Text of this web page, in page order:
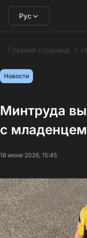
Рус
Главная страница
Новости
Минтруда
с
18 июня 2026, 15:45